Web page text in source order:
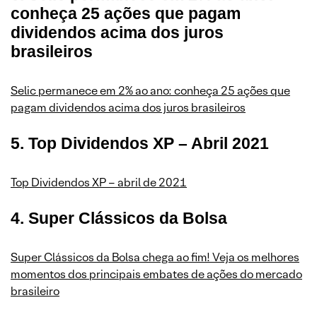
conheça 25 ações que pagam
dividendos acima dos juros
brasileiros
Selic permanece em 2% ao ano: conheça 25 ações que
pagam dividendos acima dos juros brasileiros
5. Top Dividendos XP – Abril 2021
Top Dividendos XP – abril de 2021
4. Super Clássicos da Bolsa
Super Clássicos da Bolsa chega ao fim! Veja os melhores
momentos dos principais embates de ações do mercado
brasileiro